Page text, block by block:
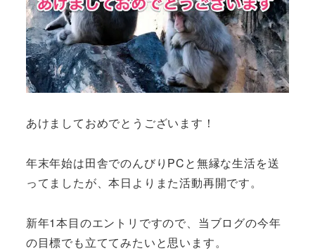
あけましておめでとうございます！
年末年始は田舎でのんびりPCと無縁な生活を送
ってましたが、本日よりまた活動再開です。
新年1本目のエントリですので、当ブログの今年
の目標でも立ててみたいと思います。